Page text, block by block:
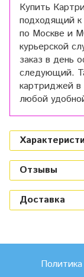
Купить
подходящий к
по Москве и
курьерской
заказ в день
следующий.
картриджей
любой
Отзывы
Доставка